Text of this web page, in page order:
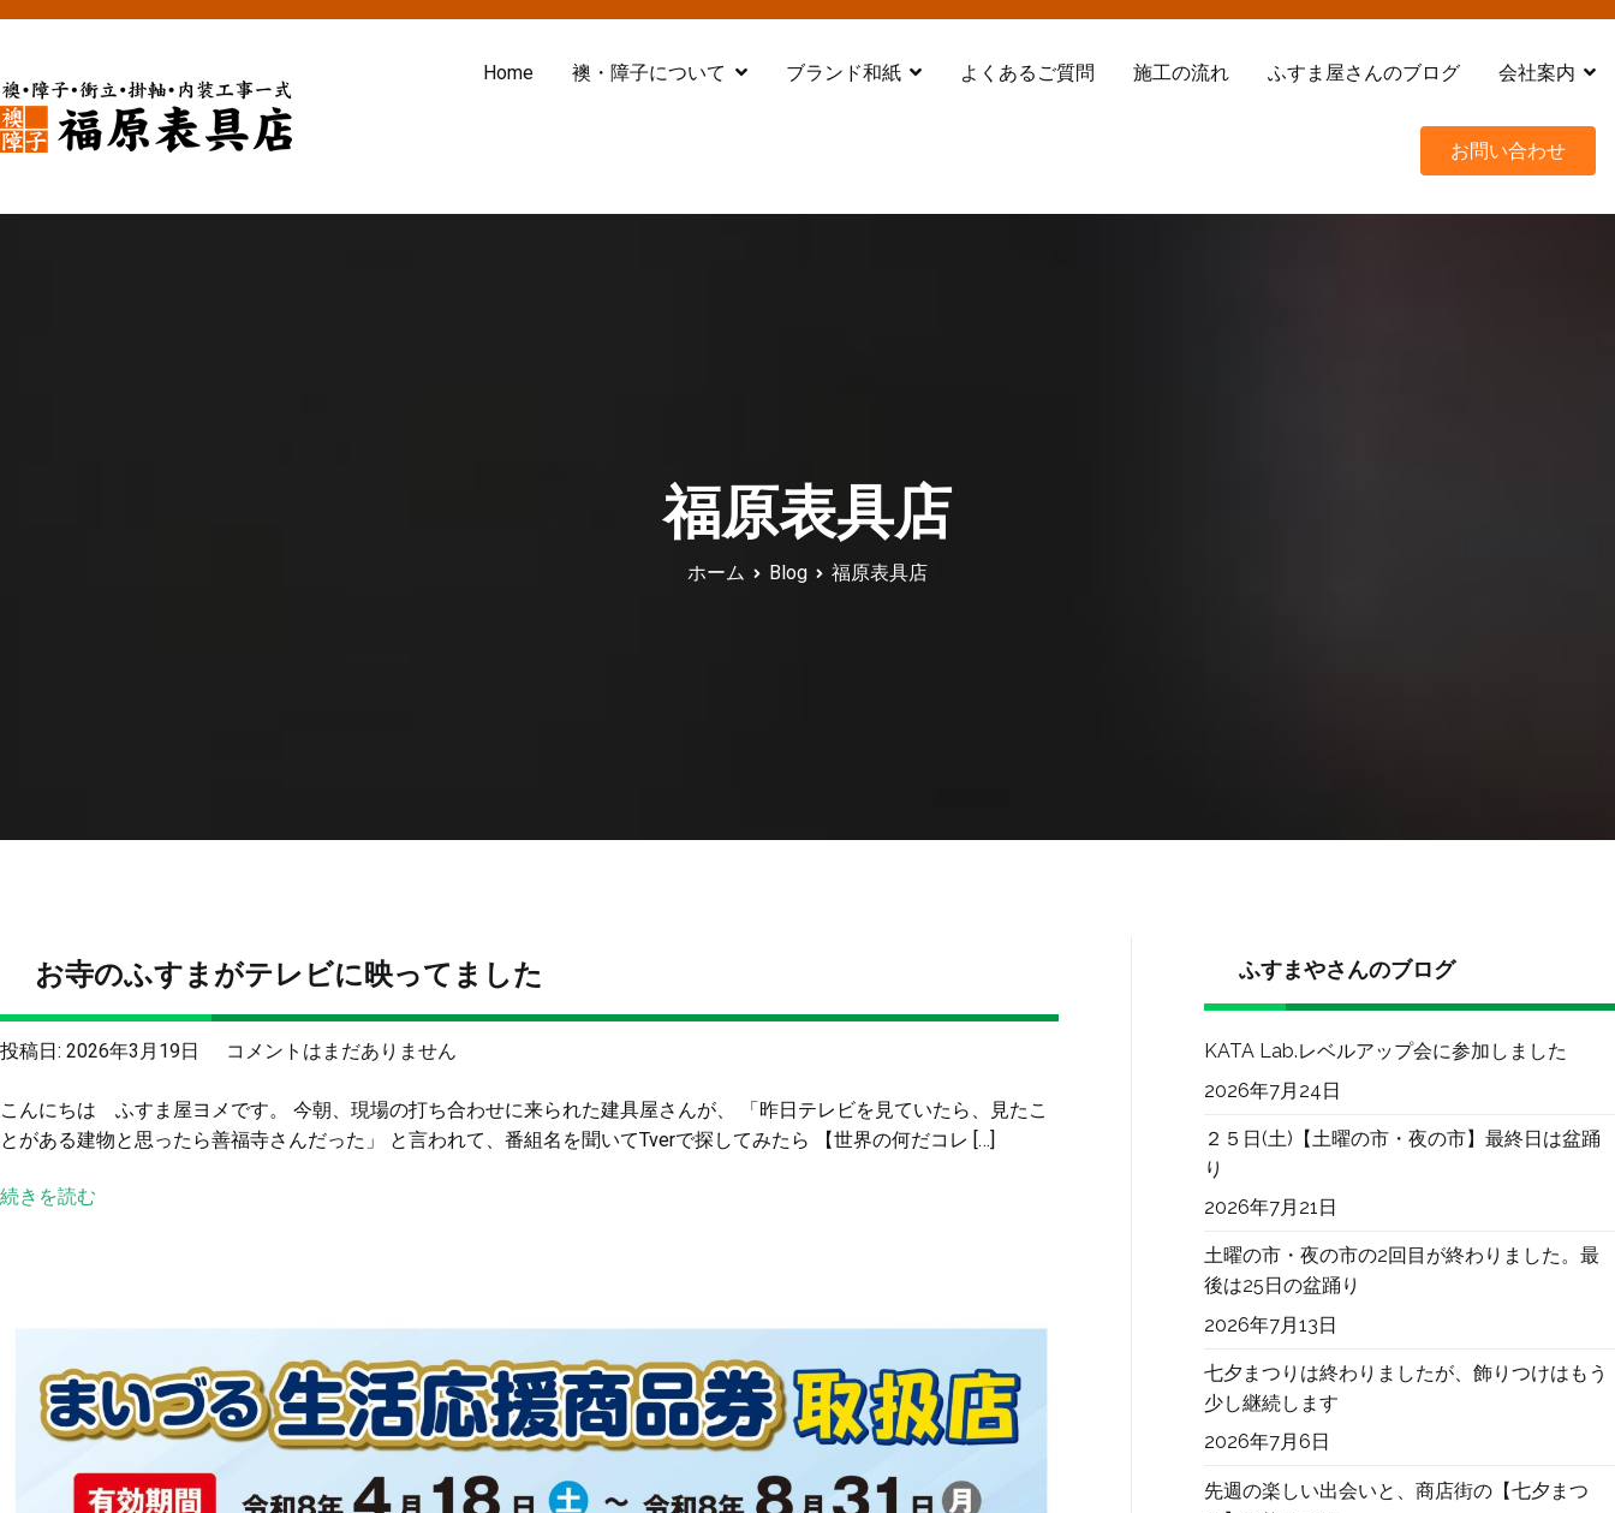
内
ス
キ
Home 襖・障子について ブランド和紙 よくあるご質問 施工の流れ ふすま屋さんのブログ 会社案内
お問い合わせ
福原表具店
ホーム Blog 福原表具店
お寺のふすまがテレビに映ってました
投稿日: 2026年3月19日
お
の
ふ
映
っ
て
し
コメントはまだありません
こんにちは ふすま屋ヨメです。 今朝、現場の打ち合わせに来られた建具屋さんが、 「昨日テレビを見ていたら、見たこ
とがある建物と思ったら善福寺さんだった」 と言われて、番組名を聞いてTverで探してみたら 【世界の何だコレ […]
続きを読む
ふすまやさんのブログ
KATA Lab.レベルアップ会に参加しました
2026年7月24日
２５日(土)【土曜の市・夜の市】最終日は盆踊
り
2026年7月21日
土曜の市・夜の市の2回目が終わりました。最
後は25日の盆踊り
2026年7月13日
七夕まつりは終わりましたが、飾りつけはもう
少し継続します
2026年7月6日
先週の楽しい出会いと、商店街の【七夕まつ